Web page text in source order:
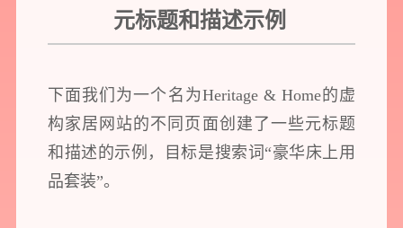
元标题和描述示例
下面我们为一个名为Heritage & Home的虚
构家居网站的不同页面创建了一些元标题
和描述的示例，目标是搜索词“豪华床上用
品套装”。